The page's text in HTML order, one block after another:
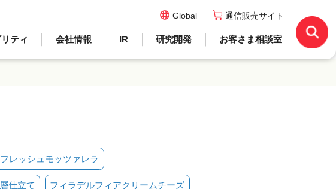
ティ 会社情報 IR 研究開発 お客さま相談室
Global 通信販売サイト
レッシュモッツァレラ
仕立て フィラデルフィアクリームチーズ